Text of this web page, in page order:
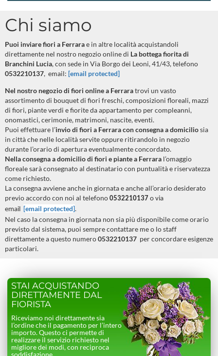
Chi siamo
Puoi inviare fiori a Ferrarae in altre località acquistandoli
direttamente nel nostro negozio online di La bottega fiorita di
Branchini Lucia, con sede in Via Borgo dei Leoni, 41/43, telefono
0532210137, email: [email protected]
Nel nostro negozio di fiori online a Ferraratrovi un vasto
assortimento di bouquet di fiori freschi, composizioni floreali, mazzi
di fiori, piante verdi e fiorite da appartamento per compleanni,
onomastici, cerimonie, matrimoni, nascite, eventi.
Puoi effettuare l’invio di fiori a Ferraracon consegna a domiciliosia
in città che nelle località servite oppure ritirandolo in negozio
durante l’orario di apertura eventualmente concordato.
Nella consegna a domicilio di fiori e piante a Ferrara l’omaggio
floreale sarà consegnato al destinatario con puntualità e riservatezza
come richiesto.
La consegna avviene anche in giornata e anche all’orario desiderato
previo accordo con noi al telefono 0532210137 o via
email [email protected].
Nel caso la consegna in giornata non sia più disponibile come orario
previsto dal sistema, puoi sempre contattare me o lo staff
direttamente a questo numero0532210137 per concordare esigenze
particolari.
STAI ACQUISTANDO
DIRETTAMENTE DAL
FIORISTA
Riceviamo noi direttamente sia
l’ordine che il pagamento per l’intero
importo. Questo ci permette di
realizzare il servizio richiesto nel
migliore dei modi, con reciproca
soddisfazione.